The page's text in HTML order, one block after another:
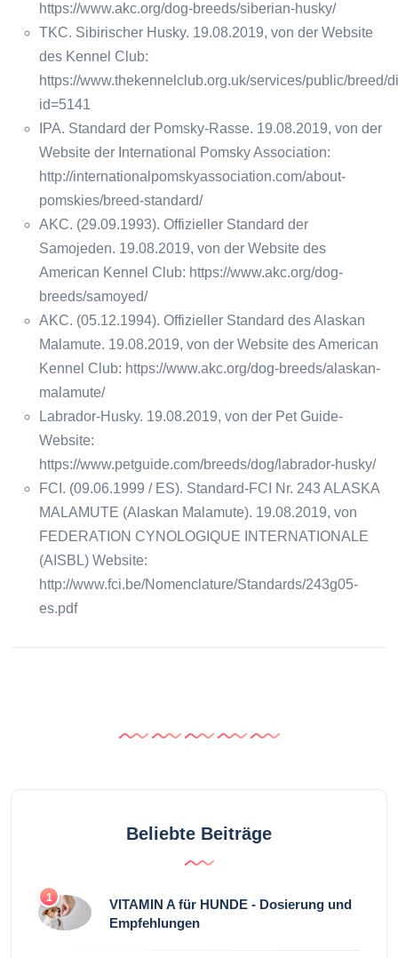
https://www.akc.org/dog-breeds/siberian-husky/
TKC. Sibirischer Husky. 19.08.2019, von der Website
des Kennel Club:
https://www.thekennelclub.org.uk/services/public/breed/
id=5141
IPA. Standard der Pomsky-Rasse. 19.08.2019, von der
Website der International Pomsky Association:
http://internationalpomskyassociation.com/about-
pomskies/breed-standard/
AKC. (29.09.1993). Offizieller Standard der
Samojeden. 19.08.2019, von der Website des
American Kennel Club: https://www.akc.org/dog-
breeds/samoyed/
AKC. (05.12.1994). Offizieller Standard des Alaskan
Malamute. 19.08.2019, von der Website des American
Kennel Club: https://www.akc.org/dog-breeds/alaskan-
malamute/
Labrador-Husky. 19.08.2019, von der Pet Guide-
Website:
https://www.petguide.com/breeds/dog/labrador-husky/
FCI. (09.06.1999 / ES). Standard-FCI Nr. 243 ALASKA
MALAMUTE (Alaskan Malamute). 19.08.2019, von
FEDERATION CYNOLOGIQUE INTERNATIONALE
(AISBL) Website:
http://www.fci.be/Nomenclature/Standards/243g05-
es.pdf
Beliebte Beiträge
1
VITAMIN A für HUNDE - Dosierung und
Empfehlungen